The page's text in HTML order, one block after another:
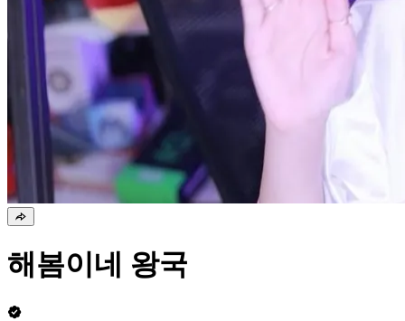
해봄이네 왕국